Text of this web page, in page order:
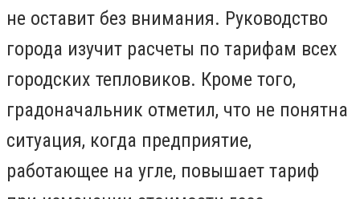
не оставит без внимания. Руководство
города изучит расчеты по тарифам всех
городских тепловиков. Кроме того,
градоначальник отметил, что не понятна
ситуация, когда предприятие,
работающее на угле, повышает тариф